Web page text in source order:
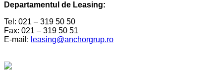
Departamentul de Leasing:
Tel: 021 – 319 50 50
Fax: 021 – 319 50 51
E-mail: leasing@anchorgrup.ro